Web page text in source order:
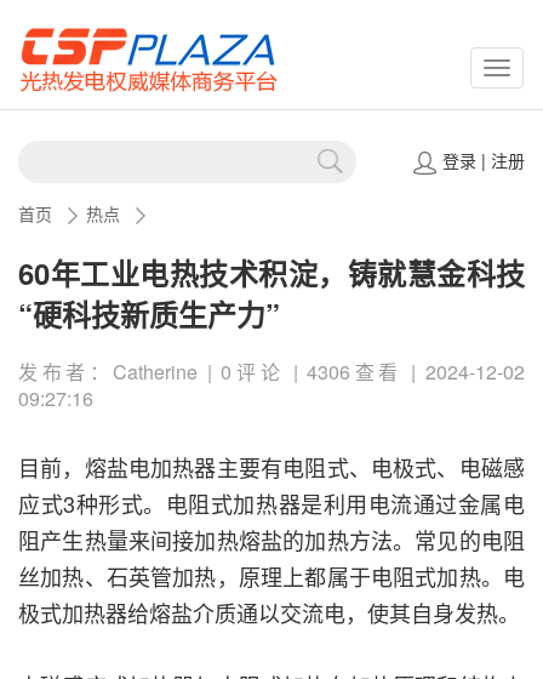
登录| 注册
首页 热点
60年工业电热技术积淀，铸就慧金科技
“硬科技新质生产力”
发布者：Catherine | 0评论 | 4306查看 | 2024-12-02
09:27:16
目前，熔盐电加热器主要有电阻式、电极式、电磁感
应式3种形式。电阻式加热器是利用电流通过金属电
阻产生热量来间接加热熔盐的加热方法。常见的电阻
丝加热、石英管加热，原理上都属于电阻式加热。电
极式加热器给熔盐介质通以交流电，使其自身发热。